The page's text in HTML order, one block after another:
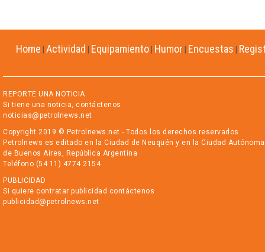
Home Actividad Equipamiento Humor Encuestas
REPORTE UNA NOTICIA
Si tiene una noticia, contáctenos
noticias@petrolnews.net
Copyright 2019 © Petrolnews.net - Todos los derechos reservados
Petrolnews es editado en la Ciudad de Neuquén y en la Ciudad Autónoma
de Buenos Aires, República Argentina
Teléfono (54 11) 4774 2154
PUBLICIDAD
Si quiere contratar publicidad contáctenos
publicidad@petrolnews.net